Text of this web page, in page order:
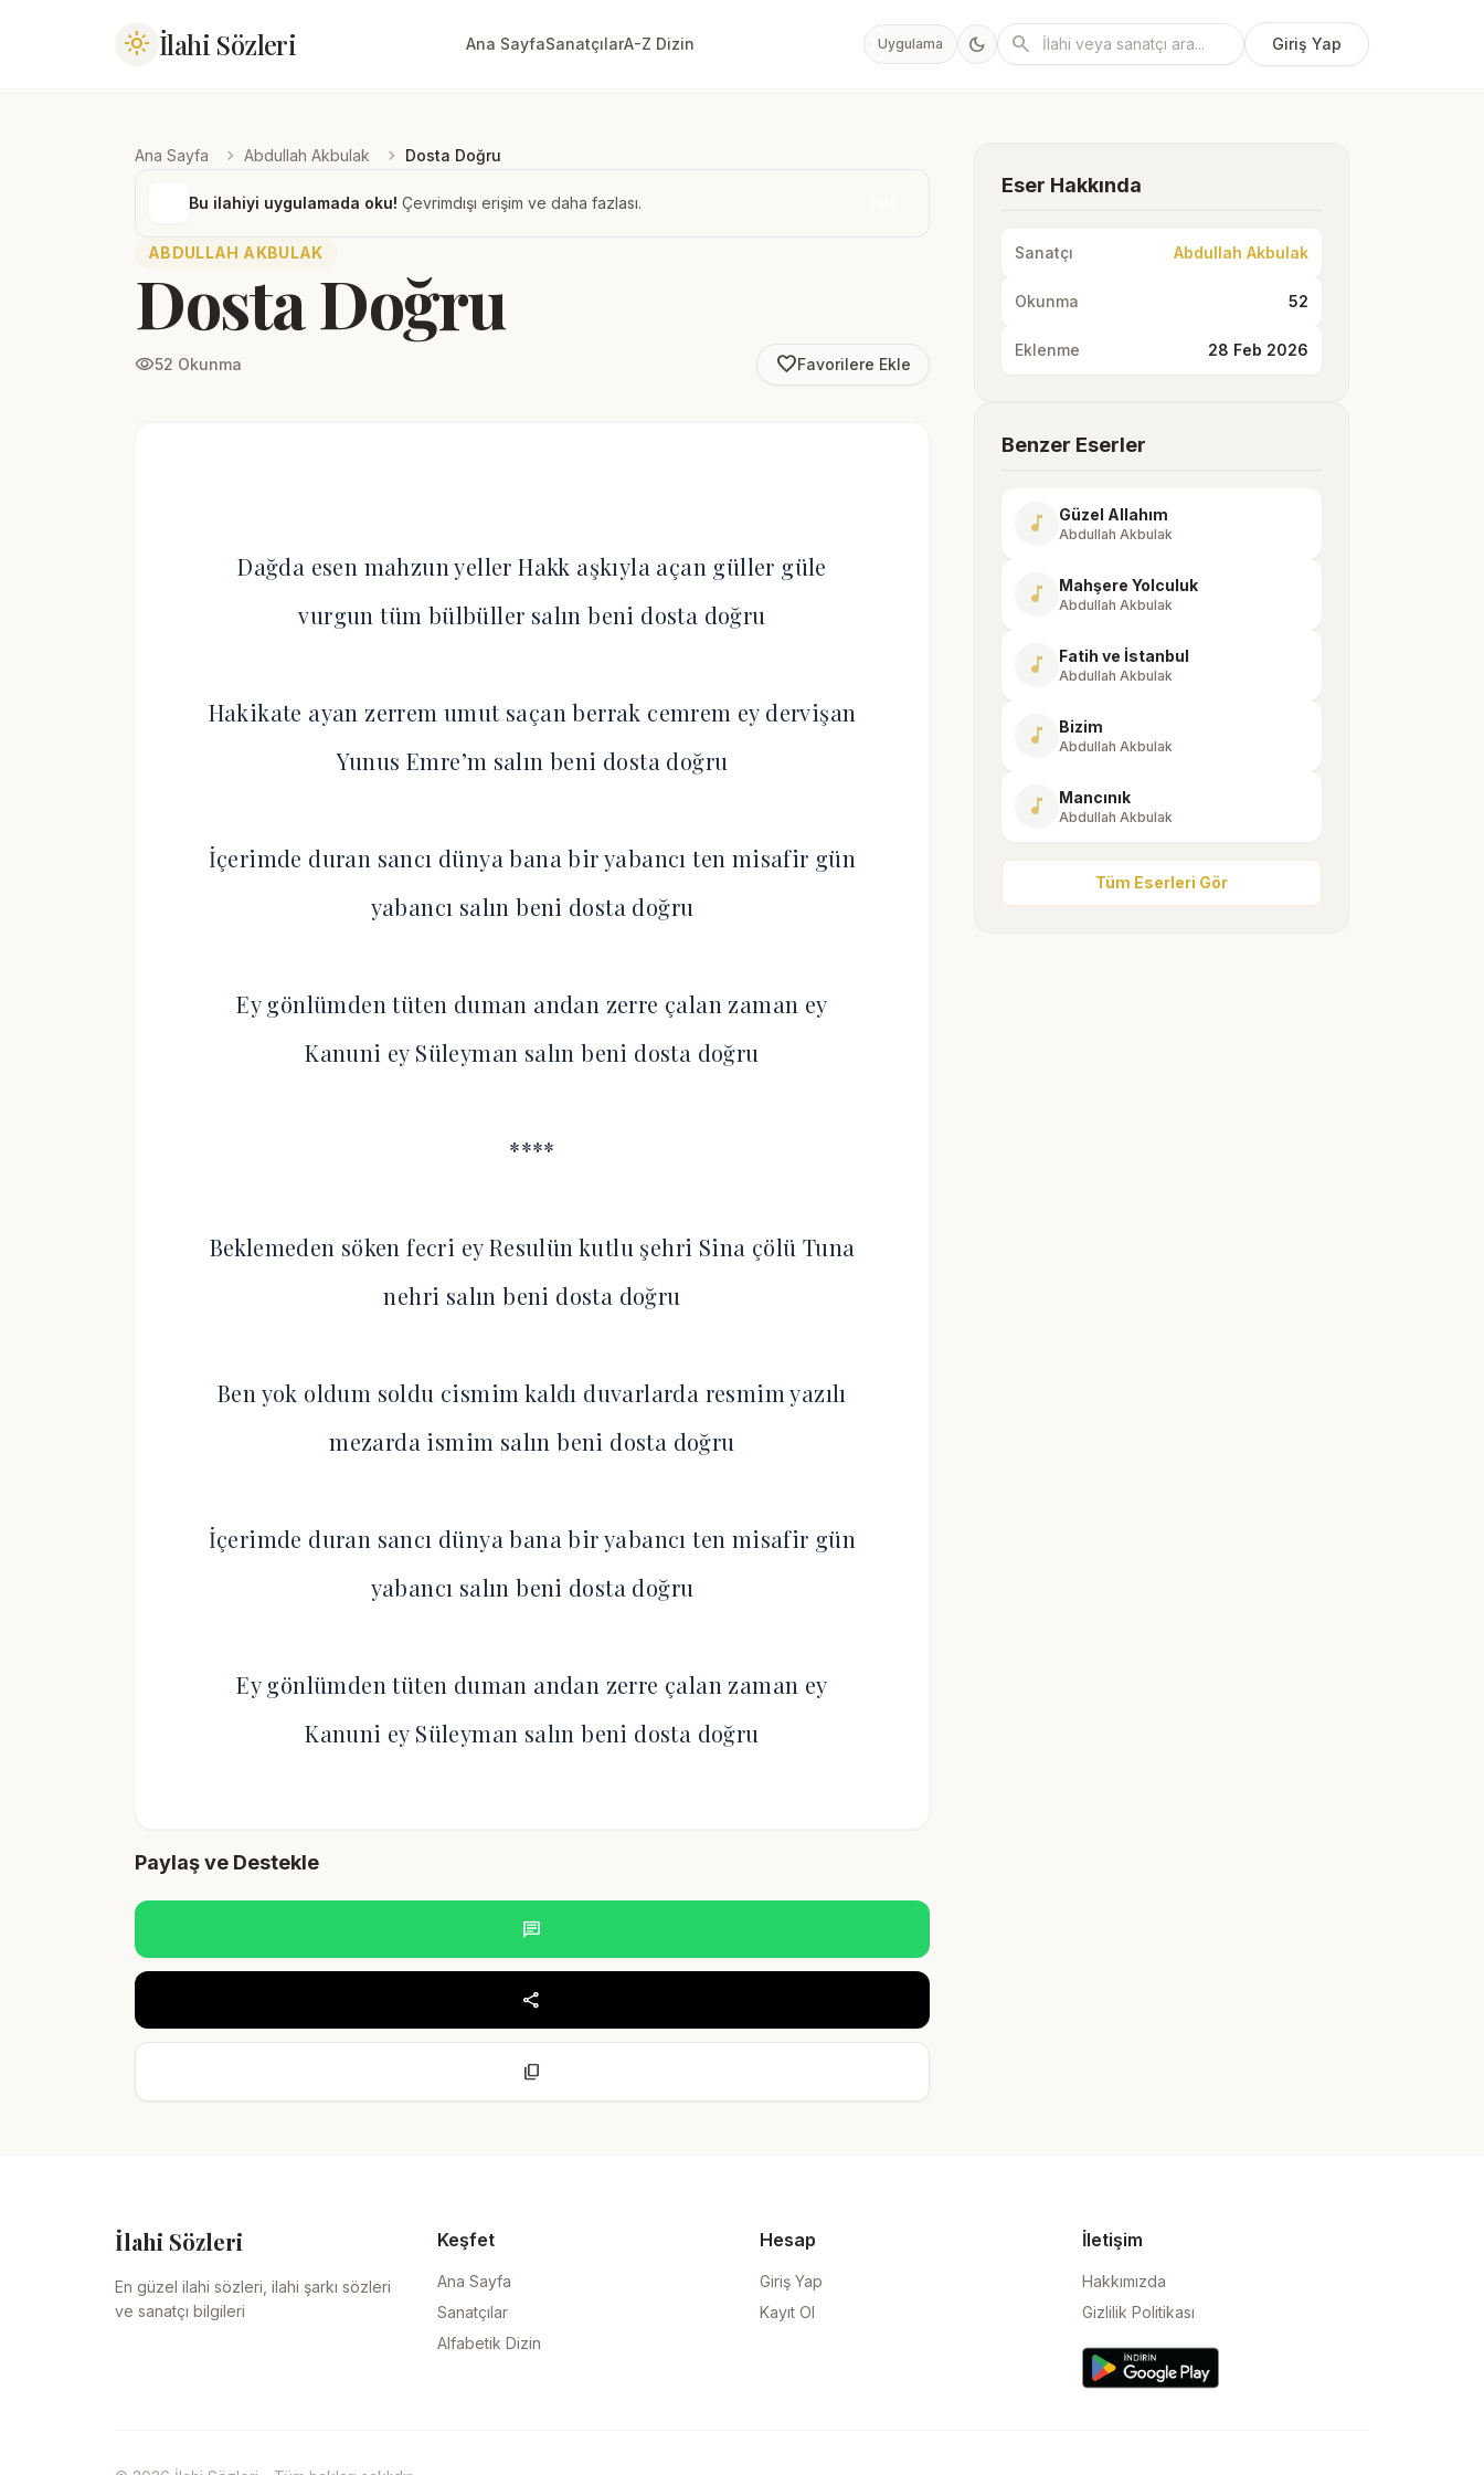
light_mode İlahi Sözleri Ana SayfaSanatçılarA-Z Dizin Uygulama dark_mode search Giriş Yap
Ana Sayfa chevron_right Abdullah Akbulak chevron_right Dosta Doğru
Bu ilahiyi uygulamada oku! Çevrimdışı erişim ve daha fazlası.
ABDULLAH AKBULAK
Dosta Doğru
visibility52 Okunma favorite_borderFavorilere Ekle
Dağda esen mahzun yeller Hakk aşkıyla açan güller güle
vurgun tüm bülbüller salın beni dosta doğru
Hakikate ayan zerrem umut saçan berrak cemrem ey dervişan
Yunus Emre’m salın beni dosta doğru
İçerimde duran sancı dünya bana bir yabancı ten misafir gün
yabancı salın beni dosta doğru
Ey gönlümden tüten duman andan zerre çalan zaman ey
Kanuni ey Süleyman salın beni dosta doğru
****
Beklemeden söken fecri ey Resulün kutlu şehri Sina çölü Tuna
nehri salın beni dosta doğru
Ben yok oldum soldu cismim kaldı duvarlarda resmim yazılı
mezarda ismim salın beni dosta doğru
İçerimde duran sancı dünya bana bir yabancı ten misafir gün
yabancı salın beni dosta doğru
Ey gönlümden tüten duman andan zerre çalan zaman ey
Kanuni ey Süleyman salın beni dosta doğru
Paylaş ve Destekle
chat
share
content_copy
Eser Hakkında
Sanatçı Abdullah Akbulak
Okunma 52
Eklenme 28 Feb 2026
Benzer Eserler
music_note Güzel Allahım
Abdullah Akbulak
music_note Mahşere Yolculuk
Abdullah Akbulak
music_note Fatih ve İstanbul
Abdullah Akbulak
music_note Bizim
Abdullah Akbulak
music_note Mancınık
Abdullah Akbulak
Tüm Eserleri Gör
İlahi Sözleri
En güzel ilahi sözleri, ilahi şarkı sözleri
ve sanatçı bilgileri
Keşfet
Ana Sayfa
Sanatçılar
Alfabetik Dizin
Hesap
Giriş Yap
Kayıt Ol
İletişim
Hakkımızda
Gizlilik Politikası